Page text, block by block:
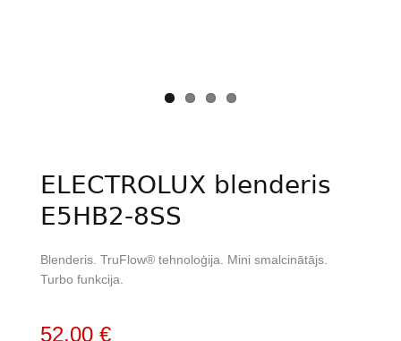
ELECTROLUX blenderis
E5HB2-8SS
Blenderis. TruFlow® tehnoloģija. Mini smalcinātājs.
Turbo funkcija.
Original
52,00 €Current